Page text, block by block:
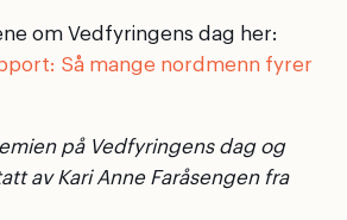
om Vedfyringens dag her:
Så mange nordmenn fyrer
på Vedfyringens dag og
av Kari Anne Faråsengen fra